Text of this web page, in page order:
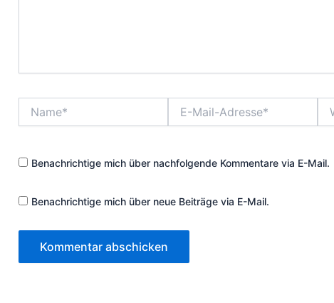
Mail-
Benachrichtige mich über nachfolgende Kommentare via E-Mail.
Benachrichtige mich über neue Beiträge via E-Mail.